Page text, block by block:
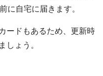
に自宅に届きます。
ードもあるため、更新時
しょう。